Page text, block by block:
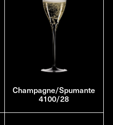
Champagne/Spumante
4100/28